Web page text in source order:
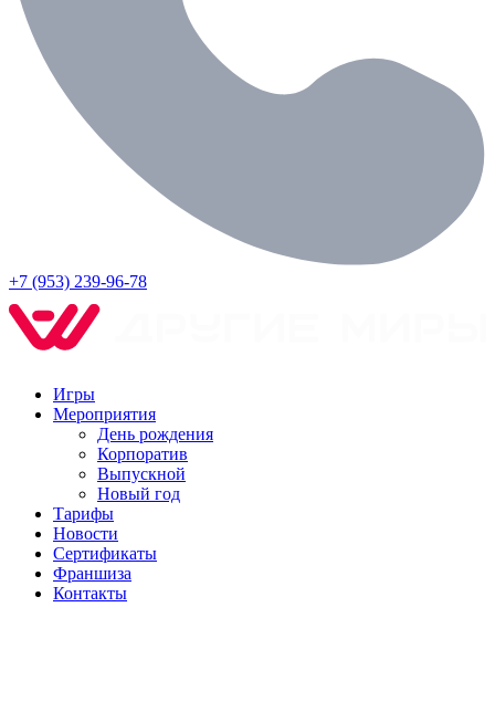
+7 (953) 239-96-78
Игры
Мероприятия
День рождения
Корпоратив
Выпускной
Новый год
Тарифы
Новости
Сертификаты
Франшиза
Контакты